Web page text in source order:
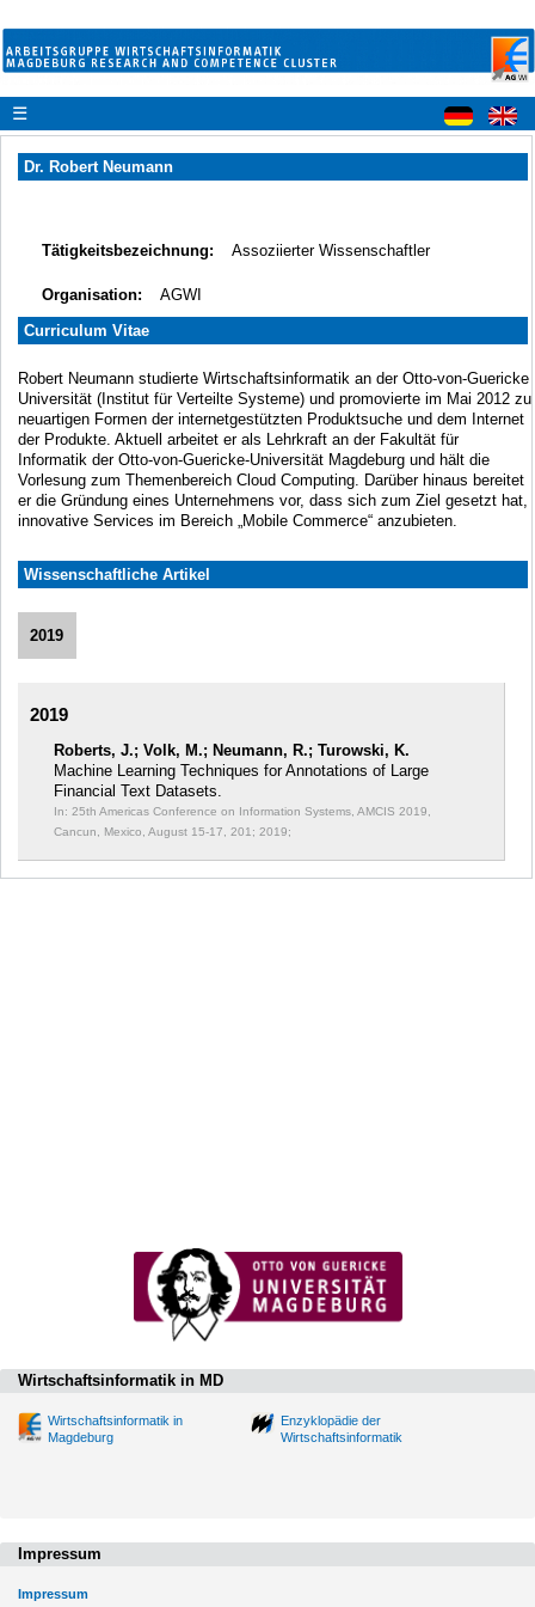
☰
Dr. Robert Neumann
Tätigkeitsbezeichnung: Assoziierter Wissenschaftler
Organisation:
AGWI
Curriculum Vitae
Robert Neumann studierte Wirtschaftsinformatik an der Otto-von-Guericke
Universität (Institut für Verteilte Systeme) und promovierte im Mai 2012 zu
neuartigen Formen der internetgestützten Produktsuche und dem Internet
der Produkte. Aktuell arbeitet er als Lehrkraft an der Fakultät für
Informatik der Otto-von-Guericke-Universität Magdeburg und hält die
Vorlesung zum Themenbereich Cloud Computing. Darüber hinaus bereitet
er die Gründung eines Unternehmens vor, dass sich zum Ziel gesetzt hat,
innovative Services im Bereich „Mobile Commerce“ anzubieten.
Wissenschaftliche Artikel
2019
2019
Roberts, J.; Volk, M.; Neumann, R.; Turowski, K.
Machine Learning Techniques for Annotations of Large
Financial Text Datasets.
In: 25th Americas Conference on Information Systems, AMCIS 2019,
Cancun, Mexico, August 15-17, 201; 2019;
Wirtschaftsinformatik in MD
Wirtschaftsinformatik in
Magdeburg
Enzyklopädie der
Wirtschaftsinformatik
Impressum
Impressum